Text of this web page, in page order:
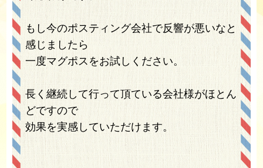
もし今のポスティング会社で反響が悪いなと
感じましたら
一度マグポスをお試しください。
長く継続して行って頂ている会社様がほとん
どですので
効果を実感していただけます。